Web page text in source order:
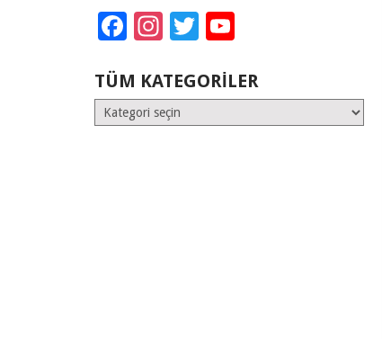
Facebook
Instagram
Twitter
TÜM KATEGORILER
Tüm
Kategoriler